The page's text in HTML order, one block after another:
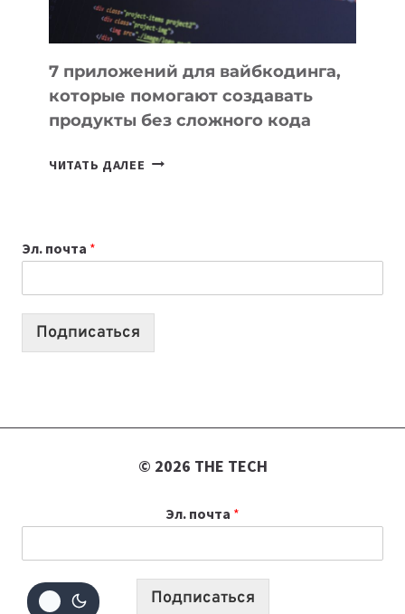
7 приложений для вайбкодинга,
которые помогают создавать
продукты без сложного кода
ЧИТАТЬ ДАЛЕЕ 7
СОЗДАВАТЬ
ПРОДУКТЫ
Эл. почта *
Подписаться
© 2026 THE TECH
Эл. почта *
Подписаться